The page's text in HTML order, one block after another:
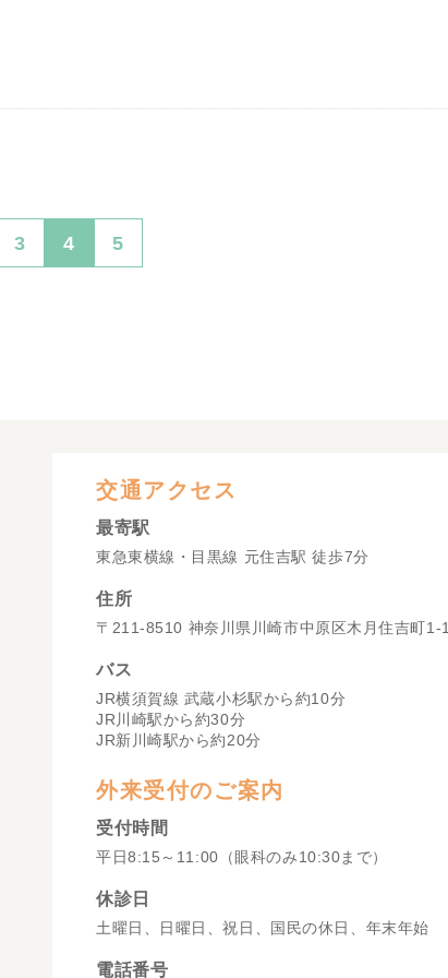
3 4 5
交通アクセス
最寄駅
東急東横線・目黒線 元住吉駅 徒歩7分
住所
〒211-8510 神奈川県川崎市中原区木月住吉町1-1
バス
JR横須賀線 武蔵小杉駅から約10分
JR川崎駅から約30分
JR新川崎駅から約20分
外来受付のご案内
受付時間
平日8:15～11:00（眼科のみ10:30まで）
休診日
土曜日、日曜日、祝日、国民の休日、年末年始
電話番号